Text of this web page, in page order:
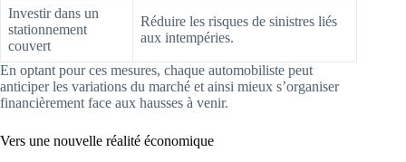
Investir dans un
stationnement
couvert
Réduire les risques de sinistres liés
aux intempéries.
En optant pour ces mesures, chaque automobiliste peut
anticiper les variations du marché et ainsi mieux s’organiser
financièrement face aux hausses à venir.
Vers une nouvelle réalité économique